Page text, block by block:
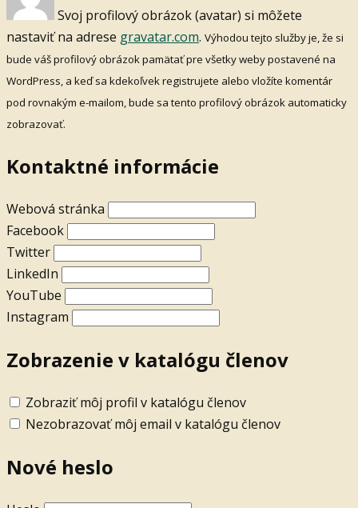
Svoj profilový obrázok (avatar) si môžete
nastaviť na adrese gravatar.com. Výhodou tejto služby je, že si
bude váš profilový obrázok pamätať pre všetky weby postavené na
WordPress, a keď sa kdekoľvek registrujete alebo vložíte komentár
pod rovnakým e-mailom, bude sa tento profilový obrázok automaticky
zobrazovať.
Kontaktné informácie
Webová stránka
Facebook
Twitter
LinkedIn
YouTube
Instagram
Zobrazenie v katalógu členov
Zobraziť môj profil v katalógu členov
Nezobrazovať môj email v katalógu členov
Nové heslo